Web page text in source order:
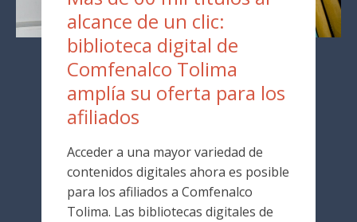
alcance de un clic:
biblioteca digital de
Comfenalco Tolima
amplía su oferta para los
afiliados
Acceder a una mayor variedad de
contenidos digitales ahora es posible
para los afiliados a Comfenalco
Tolima. Las bibliotecas digitales de